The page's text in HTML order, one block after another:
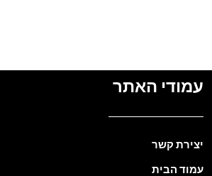
עמודי האתר
יצירת קשר
עמוד הבית